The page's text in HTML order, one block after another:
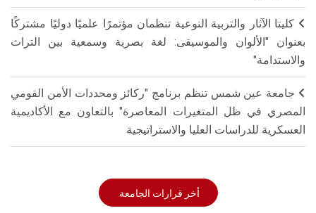
كليتا الآثار والتربية النوعية تنظمان مؤتمرًا علميًا دوليًا مشتركًا
بعنوان "الألوان والموسيقى: لغة بصرية وسمعية بين التراث
والاستدامة"
جامعة عين شمس تنظم برنامج "ركائز ومحددات الأمن القومي
المصري في ظل المتغيرات المعاصرة" بالتعاون مع الأكاديمية
العسكرية للدراسات العليا والاستراتيجية
أخر قرارات الجامعة